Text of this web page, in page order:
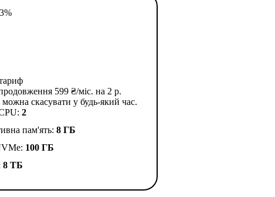
599 ₴/міс. на 2 р.
скасувати у будь-який час.
2
пам'ять: 8 ГБ
100 ГБ
8 TБ